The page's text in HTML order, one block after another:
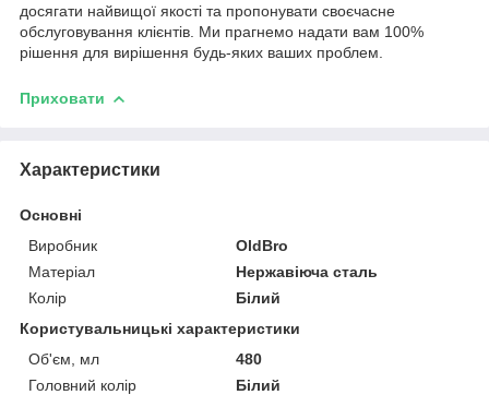
досягати найвищої якості та пропонувати своєчасне
обслуговування клієнтів. Ми прагнемо надати вам 100%
рішення для вирішення будь-яких ваших проблем.
Приховати
Характеристики
Основні
Виробник
OldBro
Матеріал
Нержавіюча сталь
Колір
Білий
Користувальницькі характеристики
Об'єм, мл
480
Головний колір
Білий